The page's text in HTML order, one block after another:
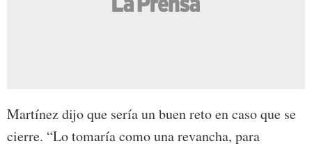
Martínez dijo que sería un buen reto en caso que se
cierre. “Lo tomaría como una revancha, para